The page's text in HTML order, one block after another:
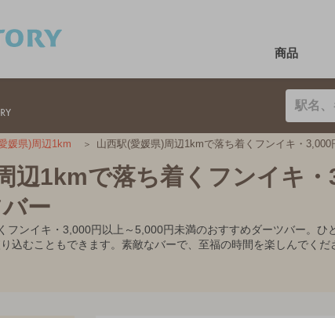
商品
媛県)周辺1km 山西駅(愛媛県)周辺1kmで落ち着くフンイキ・
辺1kmで落ち着くフンイキ
ー
フンイキ・3,000円以上～5,000円未満のおすすめダーツバー。
込むこともできます。素敵なバーで、至福の時間を楽しんでくだ